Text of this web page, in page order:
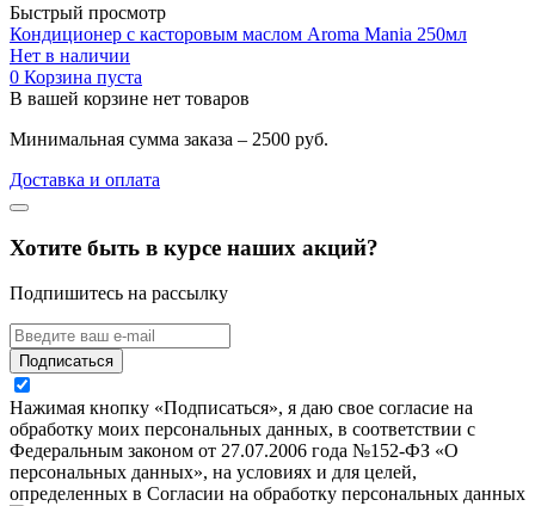
Быстрый просмотр
Кондиционер с касторовым маслом Aroma Mania 250мл
Нет в наличии
0 Корзина пуста
В вашей корзине нет товаров
Минимальная сумма заказа – 2500 руб.
Доставка и оплата
Хотите быть в курсе наших акций?
Подпишитесь на рассылку
Подписаться
Нажимая кнопку «Подписаться», я даю свое согласие на
обработку моих персональных данных, в соответствии с
Федеральным законом от 27.07.2006 года №152-ФЗ «О
персональных данных», на условиях и для целей,
определенных в Согласии на обработку персональных данных